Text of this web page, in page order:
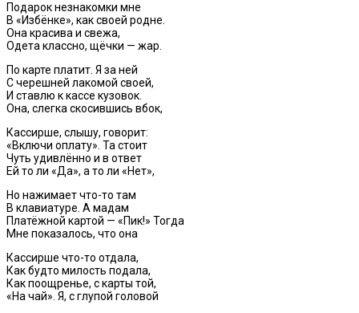
Подарок незнакомки мне
В «Избёнке», как своей родне.
Она красива и свежа,
Одета классно, щёчки — жар.
По карте платит. Я за ней
С черешней лакомой своей,
И ставлю к кассе кузовок.
Она, слегка скосившись вбок,
Кассирше, слышу, говорит:
«Включи оплату». Та стоит
Чуть удивлённо и в ответ
Ей то ли «Да», а то ли «Нет»,
Но нажимает что-то там
В клавиатуре. А мадам
Платёжной картой — «Пик!» Тогда
Мне показалось, что она
Кассирше что-то отдала,
Как будто милость подала,
Как поощренье, с карты той,
«На чай». Я, с глупой головой